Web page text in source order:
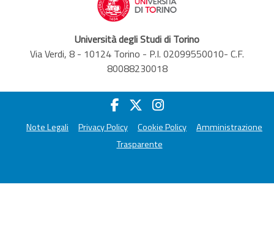
Università degli Studi di Torino
Via Verdi, 8 - 10124 Torino - P.I. 02099550010- C.F.
80088230018
Note Legali Privacy Policy Cookie Policy
Amministrazione
Trasparente